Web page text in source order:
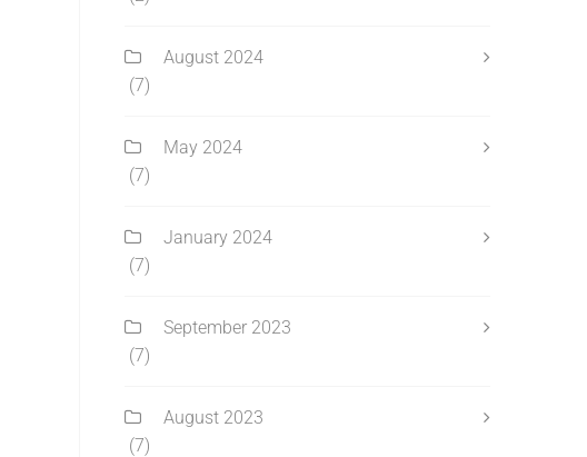
August 2024
(7)
May 2024
(7)
January 2024
(7)
September 2023
(7)
August 2023
(7)